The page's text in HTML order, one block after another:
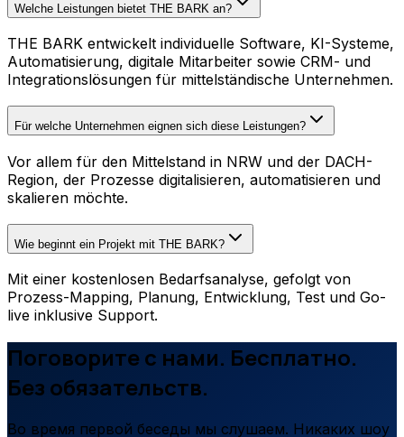
Welche Leistungen bietet THE BARK an?
THE BARK entwickelt individuelle Software, KI-Systeme,
Automatisierung, digitale Mitarbeiter sowie CRM- und
Integrationslösungen für mittelständische Unternehmen.
Für welche Unternehmen eignen sich diese Leistungen?
Vor allem für den Mittelstand in NRW und der DACH-
Region, der Prozesse digitalisieren, automatisieren und
skalieren möchte.
Wie beginnt ein Projekt mit THE BARK?
Mit einer kostenlosen Bedarfsanalyse, gefolgt von
Prozess-Mapping, Planung, Entwicklung, Test und Go-
live inklusive Support.
Поговорите с нами. Бесплатно.
Без обязательств.
Во время первой беседы мы слушаем. Никаких шоу